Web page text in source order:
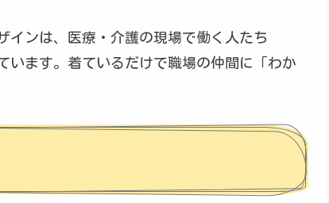
インは、医療・介護の現場で働く人たち
ます。着ているだけで職場の仲間に「わか